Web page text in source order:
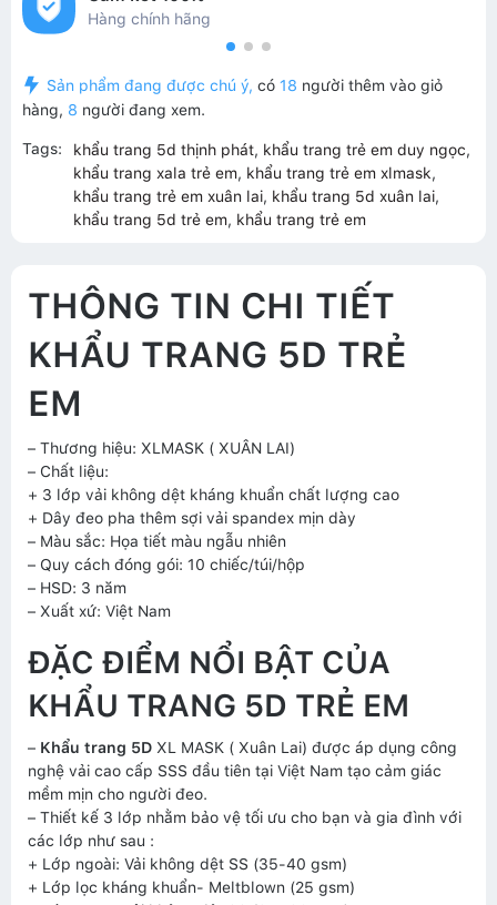
Hàng chính hãng
Sản phẩm đang được chú ý, có 18 người thêm vào giỏ
hàng, 8 người đang xem.
Tags: khẩu trang 5d thịnh phát, khẩu trang trẻ em duy ngọc,
khẩu trang xala trẻ em, khẩu trang trẻ em xlmask,
khẩu trang trẻ em xuân lai, khẩu trang 5d xuân lai,
khẩu trang 5d trẻ em, khẩu trang trẻ em
THÔNG TIN CHI TIẾT
KHẨU TRANG 5D TRẺ
EM
– Thương hiệu: XLMASK ( XUÂN LAI)
– Chất liệu:
+ 3 lớp vải không dệt kháng khuẩn chất lượng cao
+ Dây đeo pha thêm sợi vải spandex mịn dày
– Màu sắc: Họa tiết màu ngẫu nhiên
– Quy cách đóng gói: 10 chiếc/túi/hộp
– HSD: 3 năm
– Xuất xứ: Việt Nam
ĐẶC ĐIỂM NỔI BẬT CỦA
KHẨU TRANG 5D TRẺ EM
– Khẩu trang 5D XL MASK ( Xuân Lai) được áp dụng công
nghệ vải cao cấp SSS đầu tiên tại Việt Nam tạo cảm giác
mềm mịn cho người đeo.
– Thiết kế 3 lớp nhằm bảo vệ tối ưu cho bạn và gia đình với
các lớp như sau :
+ Lớp ngoài: Vải không dệt SS (35-40 gsm)
+ Lớp lọc kháng khuẩn- Meltblown (25 gsm)